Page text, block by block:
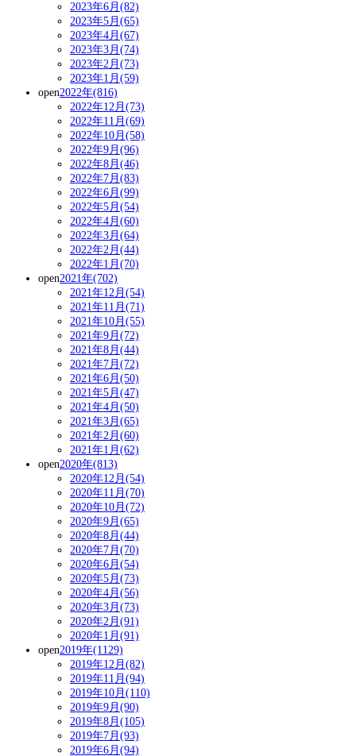
2023年6月(82)
2023年5月(65)
2023年4月(67)
2023年3月(74)
2023年2月(73)
2023年1月(59)
open2022年(816)
2022年12月(73)
2022年11月(69)
2022年10月(58)
2022年9月(96)
2022年8月(46)
2022年7月(83)
2022年6月(99)
2022年5月(54)
2022年4月(60)
2022年3月(64)
2022年2月(44)
2022年1月(70)
open2021年(702)
2021年12月(54)
2021年11月(71)
2021年10月(55)
2021年9月(72)
2021年8月(44)
2021年7月(72)
2021年6月(50)
2021年5月(47)
2021年4月(50)
2021年3月(65)
2021年2月(60)
2021年1月(62)
open2020年(813)
2020年12月(54)
2020年11月(70)
2020年10月(72)
2020年9月(65)
2020年8月(44)
2020年7月(70)
2020年6月(54)
2020年5月(73)
2020年4月(56)
2020年3月(73)
2020年2月(91)
2020年1月(91)
open2019年(1129)
2019年12月(82)
2019年11月(94)
2019年10月(110)
2019年9月(90)
2019年8月(105)
2019年7月(93)
2019年6月(94)